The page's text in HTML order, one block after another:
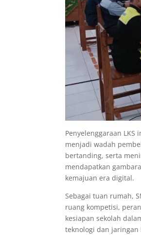
Penyelenggaraan
menjadi wadah
bertanding, serta
mendapatkan
kemajuan era digital.
Sebagai tuan rumah,
ruang kompetisi,
kesiapan sekolah
teknologi dan jaringan